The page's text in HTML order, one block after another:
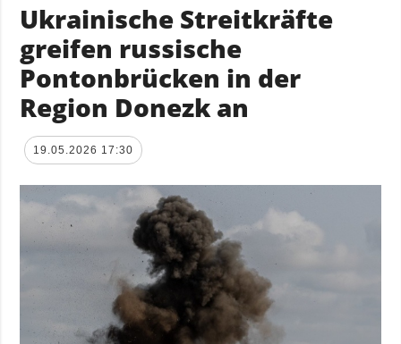
Ukrainische Streitkräfte
greifen russische
Pontonbrücken in der
Region Donezk an
19.05.2026 17:30